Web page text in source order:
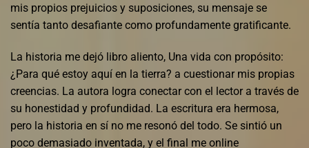
mis propios prejuicios y suposiciones, su mensaje se
sentía tanto desafiante como profundamente gratificante.
La historia me dejó libro aliento, Una vida con propósito:
¿Para qué estoy aquí en la tierra? a cuestionar mis propias
creencias. La autora logra conectar con el lector a través de
su honestidad y profundidad. La escritura era hermosa,
pero la historia en sí no me resonó del todo. Se sintió un
poco demasiado inventada, y el final me online